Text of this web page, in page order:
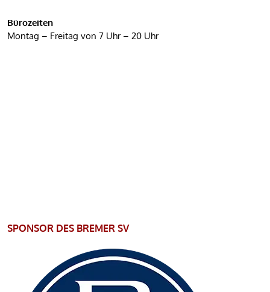
Bürozeiten
Montag – Freitag von 7 Uhr – 20 Uhr
SPONSOR DES BREMER SV